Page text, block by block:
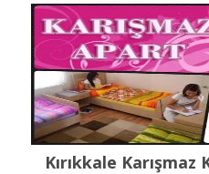
Kırıkkale Karışmaz